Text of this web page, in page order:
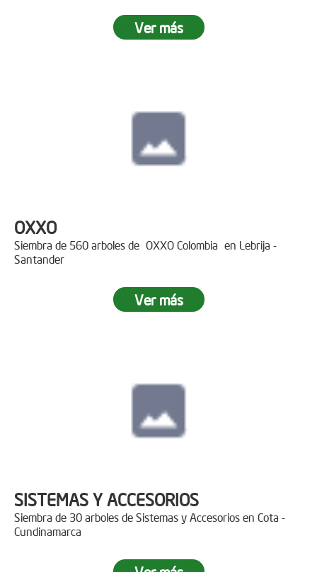
Ver más
OXXO
Siembra de 560 arboles de OXXO Colombia en Lebrija -
Santander
Ver más
SISTEMAS Y ACCESORIOS
Siembra de 30 arboles de Sistemas y Accesorios en Cota -
Cundinamarca